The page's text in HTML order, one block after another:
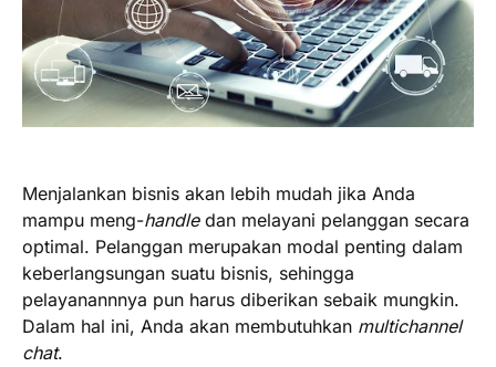
Menjalankan bisnis akan lebih mudah jika Anda
mampu meng-handle dan melayani pelanggan secara
optimal. Pelanggan merupakan modal penting dalam
keberlangsungan suatu bisnis, sehingga
pelayanannnya pun harus diberikan sebaik mungkin.
Dalam hal ini, Anda akan membutuhkan multichannel
chat.